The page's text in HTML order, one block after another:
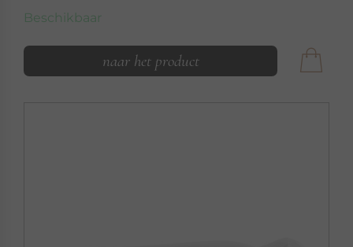
Beschikbaar
naar het product